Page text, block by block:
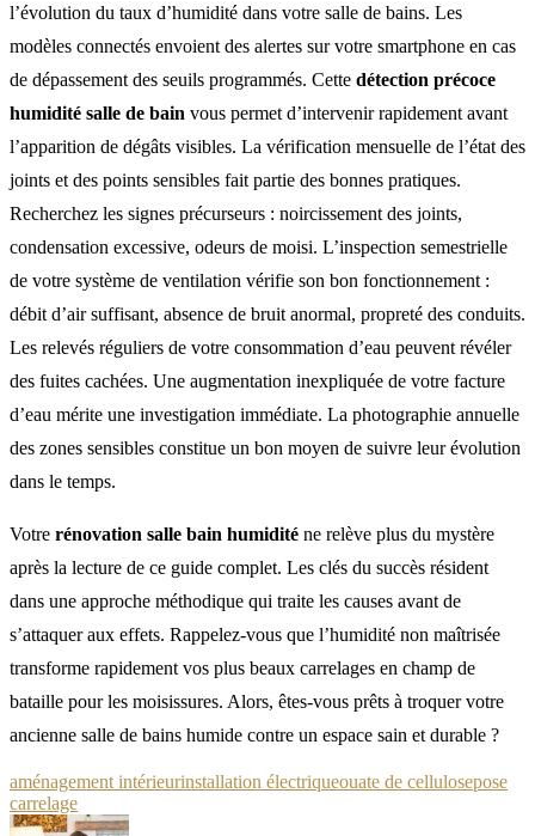
l’évolution du taux d’humidité dans votre salle de bains. Les
modèles connectés envoient des alertes sur votre smartphone en cas
de dépassement des seuils programmés. Cette détection précoce
humidité salle de bain vous permet d’intervenir rapidement avant
l’apparition de dégâts visibles. La vérification mensuelle de l’état des
joints et des points sensibles fait partie des bonnes pratiques.
Recherchez les signes précurseurs : noircissement des joints,
condensation excessive, odeurs de moisi. L’inspection semestrielle
de votre système de ventilation vérifie son bon fonctionnement :
débit d’air suffisant, absence de bruit anormal, propreté des conduits.
Les relevés réguliers de votre consommation d’eau peuvent révéler
des fuites cachées. Une augmentation inexpliquée de votre facture
d’eau mérite une investigation immédiate. La photographie annuelle
des zones sensibles constitue un bon moyen de suivre leur évolution
dans le temps.
Votre rénovation salle bain humidité ne relève plus du mystère
après la lecture de ce guide complet. Les clés du succès résident
dans une approche méthodique qui traite les causes avant de
s’attaquer aux effets. Rappelez-vous que l’humidité non maîtrisée
transforme rapidement vos plus beaux carrelages en champ de
bataille pour les moisissures. Alors, êtes-vous prêts à troquer votre
ancienne salle de bains humide contre un espace sain et durable ?
aménagement intérieurinstallation électriqueouate de cellulosepose
carrelage